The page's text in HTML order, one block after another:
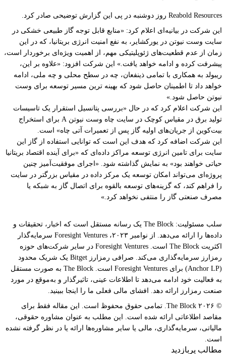
Reabold Resources روز دوشنبه در پی این گزارش توضیحی صادر کرد.
این شرکت در بیانیه‌ای اعلام کرد: «منابع قابل توجه گاز طبیعی خشکی در
سایت وست نیوتن در یورکشایر، به نفع امنیت انرژی بریتانیا، که در این
زمان از عدم قطعیت‌های ژئوپلیتیکی مهم، از اهمیت ویژه‌ای برخوردار است،
پیشرفت کرده و ادامه خواهد یافت.» این شرکت افزود: «علاوه بر این،
ریبولد به همکاری با تمامی ذینفعان، چه در سطح محلی و چه ملی، ادامه
خواهد داد تا اطمینان حاصل شود که بهینه ترین مسیر توسعه برای وست
نیوتن حاصل شود.»
این شرکت اعلام کرد که در حال «بررسی پتانسیل استقرار یک تاسیسات
تولید برق در مقیاس کوچک در سایت چاه وست نیوتن A برای استخراج
بیت‌کوین از جریان‌های اولیه گاز پس از تعمیرات آتی چاه» است.
این شرکت اضافه کرد که هدف این است که توانایی استفاده از گاز این
سایت برای تامین انرژی توسعه مراکز داده‌ای که «برای آینده اقتصاد بریتانیا
حیاتی خواهند بود» به نمایش گذاشته شود. «اجرای موفقیت‌آمیز چنین
پروژه‌ای می‌تواند امکان توسعه یک مرکز داده در مقیاس بزرگتر در سایت
را فراهم کند، که گزینه‌های توسعه بالقوه برای اتصال گاز به شبکه یا
مصرف صنعتی گاز را منتفی نخواهد کرد.»
سلب مسئولیت: The Block یک رسانه مستقل است که اخبار، تحقیقات و
داده‌ها را ارائه می‌دهد. از نوامبر ۲۰۲۳، Foresight Ventures سرمایه‌گذار
اکثریت The Block است. Foresight Ventures در سایر شرکت‌های حوزه
رمزارز سرمایه‌گذاری می‌کند. صرافی رمزارز Bitget یک شریک محدود
(Anchor LP) برای Foresight Ventures است. The Block به صورت مستقل
به فعالیت خود ادامه می‌دهد تا اطلاعات عینی، تاثیرگذار و به‌موقع در مورد
صنعت رمزارز ارائه دهد. افشای مالی فعلی ما را اینجا ببینید.
© ۲۰۲۶ The Block. تمامی حقوق محفوظ است. این مقاله فقط برای
مقاصد اطلاعاتی ارائه شده است. این مطلب به عنوان مشاوره حقوقی،
مالیاتی، سرمایه‌گذاری، مالی یا سایر مشاوره‌ها ارائه یا در نظر گرفته نشده
است.
مطالب پربازدید